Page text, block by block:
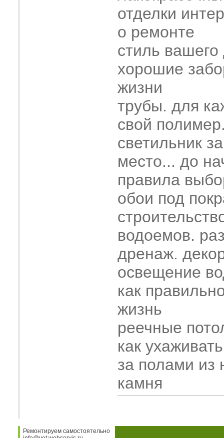
отделки
о ремонте
стиль
хорошие
жизни
трубы. для
свой
светильник
место... до
правила
обои под
водоемов.
дренаж.
освещение
как
жизнь
реечные
как
за полами из
камня
Ремонтируем самостоятельно